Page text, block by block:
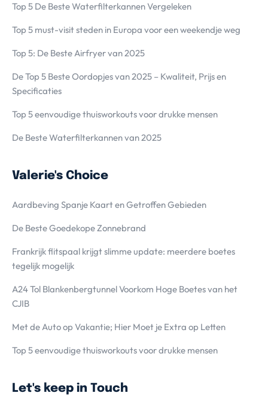
Top 5 De Beste Waterfilterkannen Vergeleken
Top 5 must-visit steden in Europa voor een weekendje weg
Top 5: De Beste Airfryer van 2025
De Top 5 Beste Oordopjes van 2025 – Kwaliteit, Prijs en
Specificaties
Top 5 eenvoudige thuisworkouts voor drukke mensen
De Beste Waterfilterkannen van 2025
Valerie's Choice
Aardbeving Spanje Kaart en Getroffen Gebieden
De Beste Goedekope Zonnebrand
Frankrijk flitspaal krijgt slimme update: meerdere boetes
tegelijk mogelijk
A24 Tol Blankenbergtunnel Voorkom Hoge Boetes van het
CJIB
Met de Auto op Vakantie; Hier Moet je Extra op Letten
Top 5 eenvoudige thuisworkouts voor drukke mensen
Let's keep in Touch